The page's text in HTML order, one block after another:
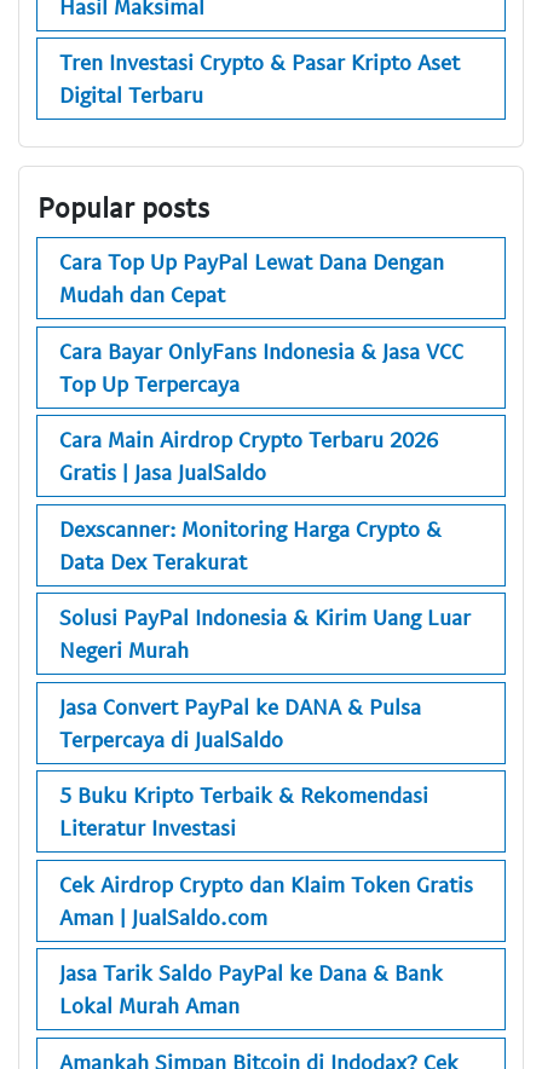
Hasil Maksimal
Tren Investasi Crypto & Pasar Kripto Aset
Digital Terbaru
Popular posts
Cara Top Up PayPal Lewat Dana Dengan
Mudah dan Cepat
Cara Bayar OnlyFans Indonesia & Jasa VCC
Top Up Terpercaya
Cara Main Airdrop Crypto Terbaru 2026
Gratis | Jasa JualSaldo
Dexscanner: Monitoring Harga Crypto &
Data Dex Terakurat
Solusi PayPal Indonesia & Kirim Uang Luar
Negeri Murah
Jasa Convert PayPal ke DANA & Pulsa
Terpercaya di JualSaldo
5 Buku Kripto Terbaik & Rekomendasi
Literatur Investasi
Cek Airdrop Crypto dan Klaim Token Gratis
Aman | JualSaldo.com
Jasa Tarik Saldo PayPal ke Dana & Bank
Lokal Murah Aman
Amankah Simpan Bitcoin di Indodax? Cek